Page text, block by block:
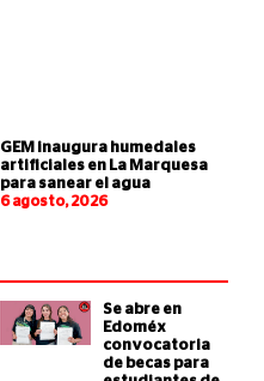
GEM inaugura humedales
artificiales en La Marquesa
para sanear el agua
6 agosto, 2026
Se abre en
Edoméx
convocatoria
de becas para